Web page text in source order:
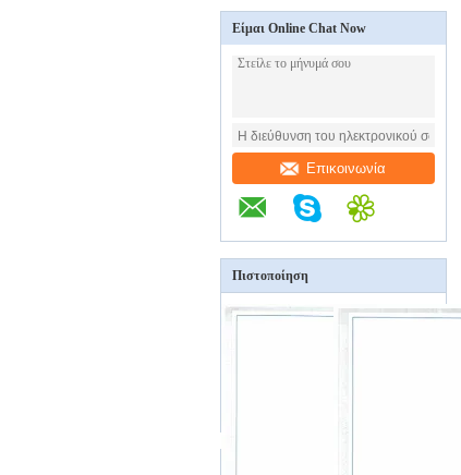
Είμαι Online Chat Now
Επικοινωνία
Πιστοποίηση